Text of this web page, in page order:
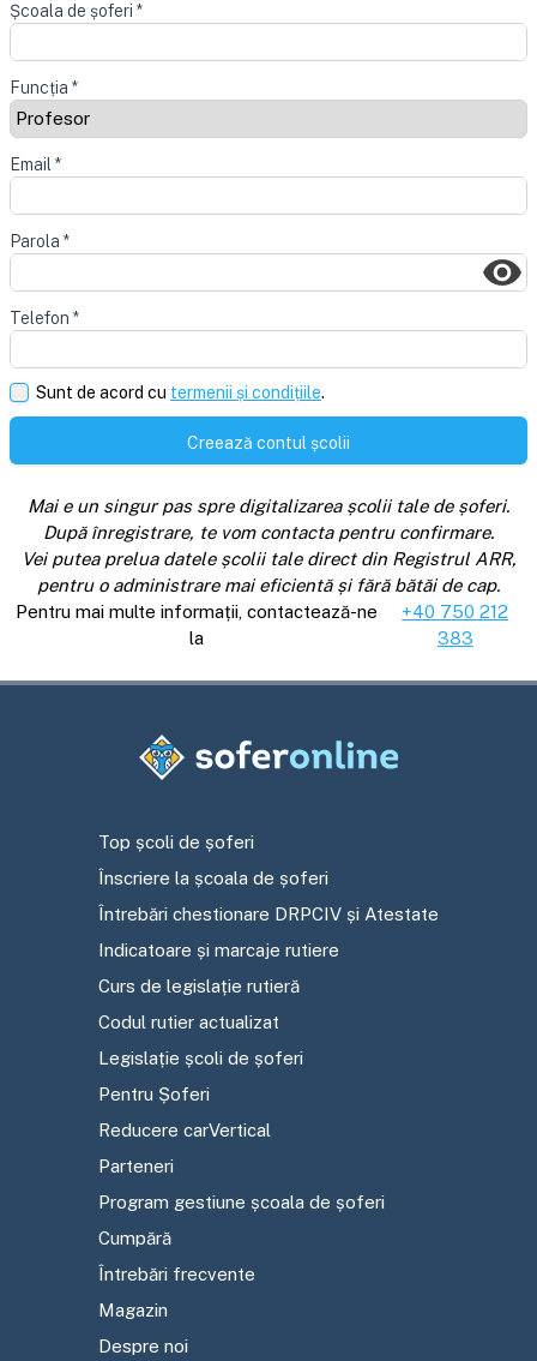
Școala de șoferi *
Funcția *
Email *
Parola *
Telefon *
Sunt de acord cu termenii și condițiile.
Creează contul școlii
Mai e un singur pas spre digitalizarea școlii tale de șoferi.
După înregistrare, te vom contacta pentru confirmare.
Vei putea prelua datele școlii tale direct din Registrul ARR,
pentru o administrare mai eficientă și fără bătăi de cap.
Pentru mai multe informații, contactează-ne
la
+40 750 212
383
Top școli de șoferi
Înscriere la școala de șoferi
Întrebări chestionare DRPCIV și Atestate
Indicatoare și marcaje rutiere
Curs de legislație rutieră
Codul rutier actualizat
Legislație școli de șoferi
Pentru Șoferi
Reducere carVertical
Parteneri
Program gestiune școala de șoferi
Cumpără
Întrebări frecvente
Magazin
Despre noi